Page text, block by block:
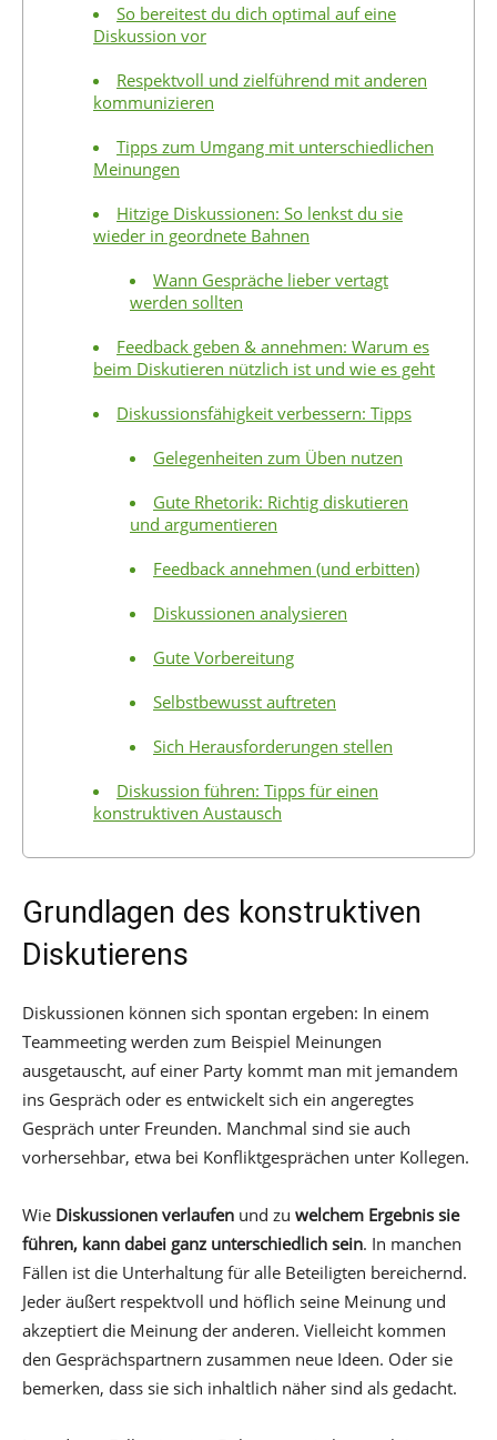
So bereitest du dich optimal auf eine
Diskussion vor
Respektvoll und zielführend mit anderen
kommunizieren
Tipps zum Umgang mit unterschiedlichen
Meinungen
Hitzige Diskussionen: So lenkst du sie
wieder in geordnete Bahnen
Wann Gespräche lieber vertagt
werden sollten
Feedback geben & annehmen: Warum es
beim Diskutieren nützlich ist und wie es geht
Diskussionsfähigkeit verbessern: Tipps
Gelegenheiten zum Üben nutzen
Gute Rhetorik: Richtig diskutieren
und argumentieren
Feedback annehmen (und erbitten)
Diskussionen analysieren
Gute Vorbereitung
Selbstbewusst auftreten
Sich Herausforderungen stellen
Diskussion führen: Tipps für einen
konstruktiven Austausch
Grundlagen des konstruktiven
Diskutierens
Diskussionen können sich spontan ergeben: In einem
Teammeeting werden zum Beispiel Meinungen
ausgetauscht, auf einer Party kommt man mit jemandem
ins Gespräch oder es entwickelt sich ein angeregtes
Gespräch unter Freunden. Manchmal sind sie auch
vorhersehbar, etwa bei Konfliktgesprächen unter Kollegen.
Wie Diskussionen verlaufen und zu welchem Ergebnis sie
führen, kann dabei ganz unterschiedlich sein. In manchen
Fällen ist die Unterhaltung für alle Beteiligten bereichernd.
Jeder äußert respektvoll und höflich seine Meinung und
akzeptiert die Meinung der anderen. Vielleicht kommen
den Gesprächspartnern zusammen neue Ideen. Oder sie
bemerken, dass sie sich inhaltlich näher sind als gedacht.